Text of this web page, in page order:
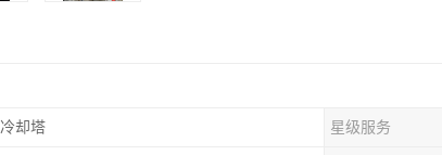
冷却塔 星级服务